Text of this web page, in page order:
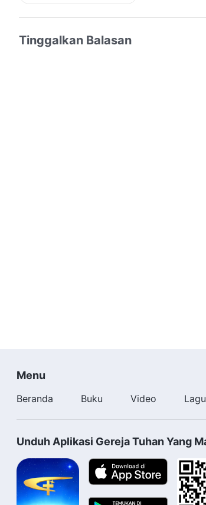
Tinggalkan Balasan
Menu
Beranda Buku Video
Unduh Aplikasi Gereja Tuhan Yang